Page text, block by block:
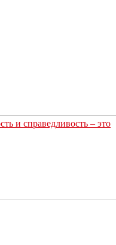
и справедливость – это